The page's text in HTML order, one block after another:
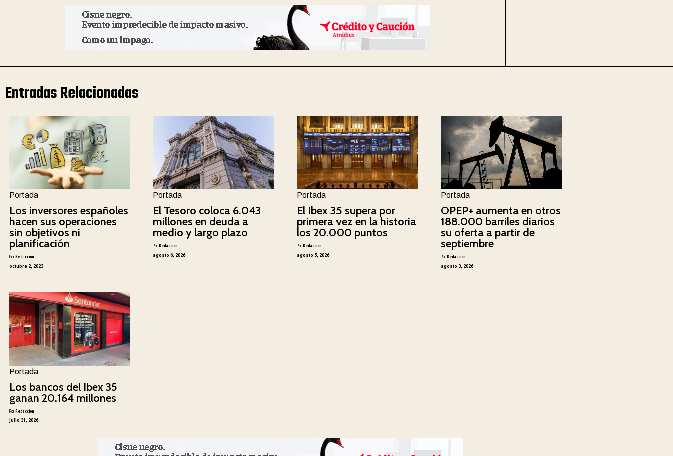
Entradas Relacionadas
Portada
Los inversores españoles
hacen sus operaciones
sin objetivos ni
planificación
Por Redacción
octubre 2, 2023
Portada
El Tesoro coloca 6.043
millones en deuda a
medio y largo plazo
Por Redacción
agosto 6, 2026
Portada
El Ibex 35 supera por
primera vez en la historia
los 20.000 puntos
Por Redacción
agosto 5, 2026
Portada
OPEP+ aumenta en otros
188.000 barriles diarios
su oferta a partir de
septiembre
Por Redacción
agosto 3, 2026
Portada
Los bancos del Ibex 35
ganan 20.164 millones
PorRedacción
julio 31, 2026